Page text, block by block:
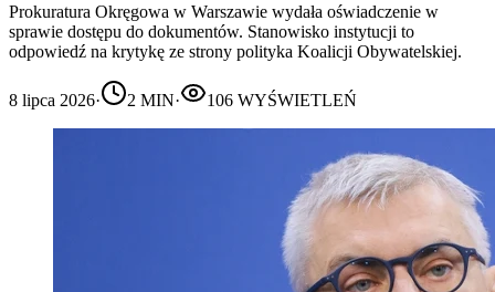
Prokuratura Okręgowa w Warszawie wydała oświadczenie w
sprawie dostępu do dokumentów. Stanowisko instytucji to
odpowiedź na krytykę ze strony polityka Koalicji Obywatelskiej.
8 lipca 2026· 2 MIN· 106 WYŚWIETLEŃ